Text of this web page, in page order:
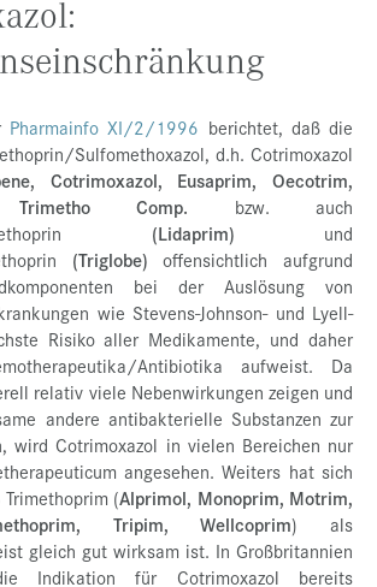
Pharmainfo XI/2/1996 berichtet, daß die
Sulfomethoxazol, d.h. Cotrimoxazol
Cotrimoxazol, Eusaprim, Oecotrim,
Trimetho Comp. bzw. auch
(Lidaprim) und
(Triglobe) offensichtlich aufgrund
bei der Auslösung von
wie Stevens-Johnson- und Lyell-
Risiko aller Medikamente, und daher
Antibiotika aufweist. Da
relativ viele Nebenwirkungen zeigen und
andere antibakterielle Substanzen zur
wird Cotrimoxazol in vielen Bereichen nur
angesehen. Weiters hat sich
(Alprimol, Monoprim, Motrim,
Tripim, Wellcoprim) als
gleich gut wirksam ist. In Großbritannien
Indikation für Cotrimoxazol bereits